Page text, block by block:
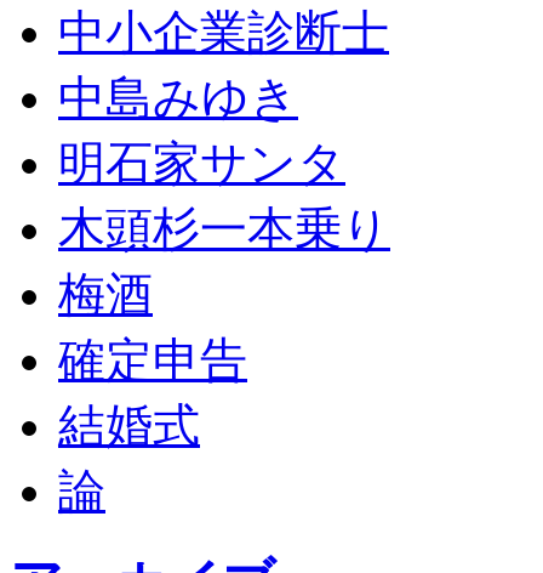
中小企業診断士
中島みゆき
明石家サンタ
木頭杉一本乗り
梅酒
確定申告
結婚式
論